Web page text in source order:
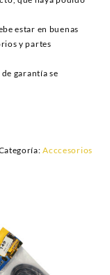
estar en buenas
y partes
garantía se
Acccesorios